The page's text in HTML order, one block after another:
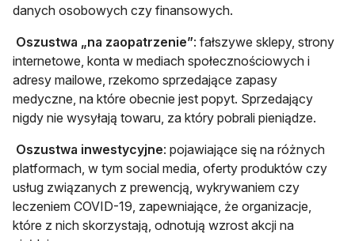
danych osobowych czy finansowych.
Oszustwa „na zaopatrzenie”: fałszywe sklepy, strony
internetowe, konta w mediach społecznościowych i
adresy mailowe, rzekomo sprzedające zapasy
medyczne, na które obecnie jest popyt. Sprzedający
nigdy nie wysyłają towaru, za który pobrali pieniądze.
Oszustwa inwestycyjne: pojawiające się na różnych
platformach, w tym social media, oferty produktów czy
usług związanych z prewencją, wykrywaniem czy
leczeniem COVID-19, zapewniające, że organizacje,
które z nich skorzystają, odnotują wzrost akcji na